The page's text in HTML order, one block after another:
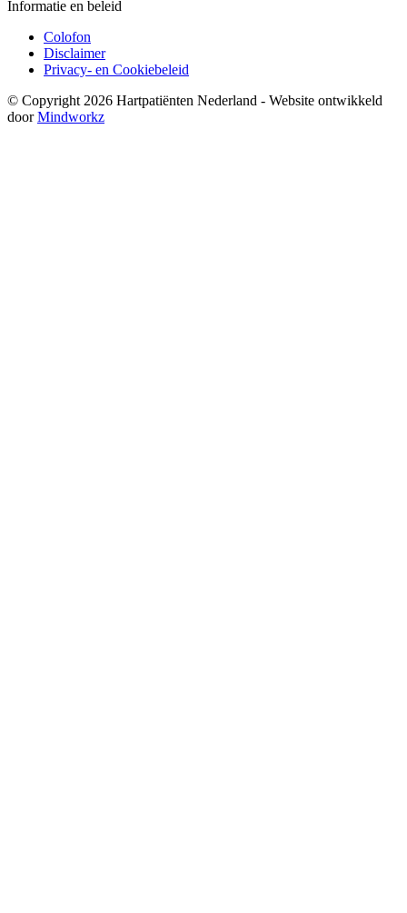
Informatie en beleid
Colofon
Disclaimer
Privacy- en Cookiebeleid
© Copyright 2026 Hartpatiënten Nederland - Website ontwikkeld
doorMindworkz